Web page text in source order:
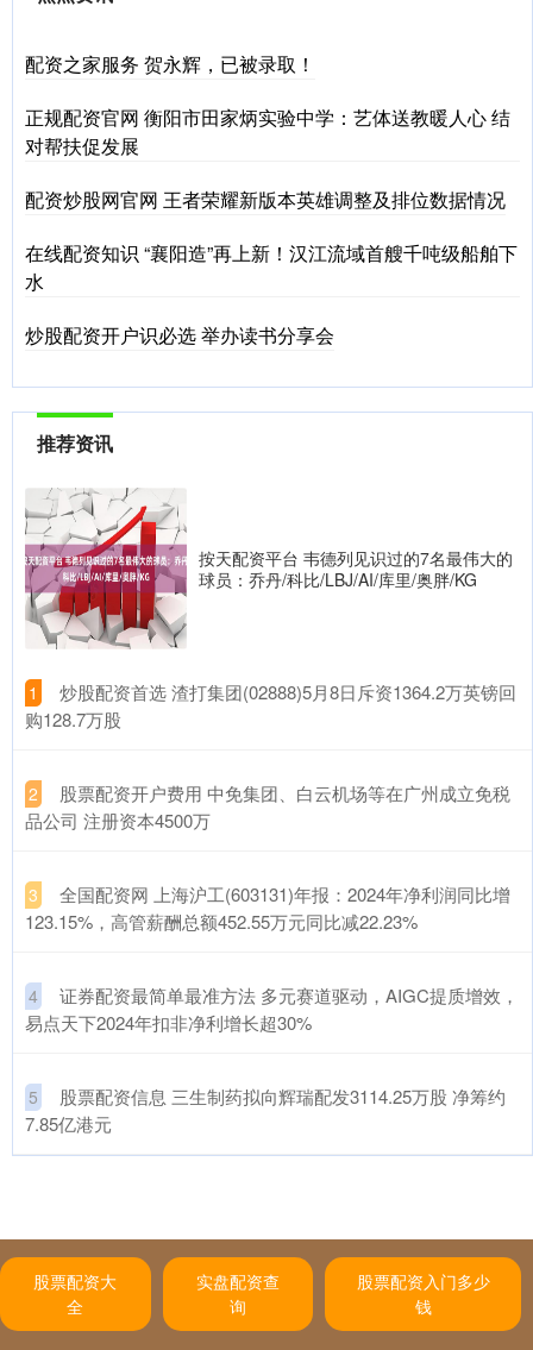
配资之家服务 贺永辉，已被录取！
正规配资官网 衡阳市田家炳实验中学：艺体送教暖人心 结
对帮扶促发展
配资炒股网官网 王者荣耀新版本英雄调整及排位数据情况
在线配资知识 “襄阳造”再上新！汉江流域首艘千吨级船舶下
水
炒股配资开户识必选 举办读书分享会
推荐资讯
按天配资平台 韦德列见识过的7名最伟大的
球员：乔丹/科比/LBJ/AI/库里/奥胖/KG
1
​炒股配资首选 渣打集团(02888)5月8日斥资1364.2万英镑回
购128.7万股
2
​股票配资开户费用 中免集团、白云机场等在广州成立免税
品公司 注册资本4500万
3
​全国配资网 上海沪工(603131)年报：2024年净利润同比增
123.15%，高管薪酬总额452.55万元同比减22.23%
4
​证券配资最简单最准方法 多元赛道驱动，AIGC提质增效，
易点天下2024年扣非净利增长超30%
5
​股票配资信息 三生制药拟向辉瑞配发3114.25万股 净筹约
7.85亿港元
股票配资大
全
实盘配资查
询
股票配资入门多少
钱